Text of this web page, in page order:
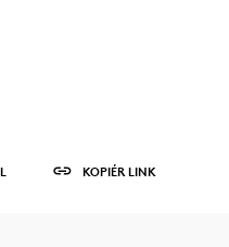
KOPIÉR LINK